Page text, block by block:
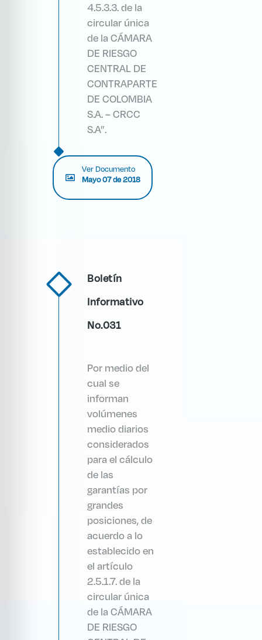
4.5.3.3. de la
circular única
de la CÁMARA
DE RIESGO
CENTRAL DE
CONTRAPARTE
DE COLOMBIA
S.A. – CRCC
S.A”.
Ver Documento
Mayo 07 de 2018
Boletín
Informativo
No.031
Por medio del
cual se
informan
volúmenes
medio diarios
considerados
para el cálculo
de las
garantías por
grandes
posiciones, de
acuerdo a lo
establecido en
el artículo
2.5.1.7. de la
circular única
de la CÁMARA
DE RIESGO